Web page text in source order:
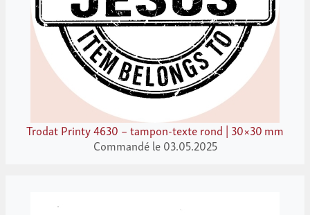
Trodat Printy 4630 – tampon-texte rond | 30×30 mm
Commandé le 03.05.2025